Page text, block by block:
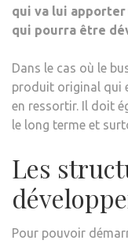
qui va lui apporter
qui pourra être
Dans le cas où le
produit original qui
en ressortir. Il doit
le long terme et
Les
Pour pouvoir